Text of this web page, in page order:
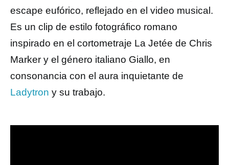
escape eufórico, reflejado en el video musical.
Es un clip de estilo fotográfico romano
inspirado en el cortometraje La Jetée de Chris
Marker y el género italiano Giallo, en
consonancia con el aura inquietante de
Ladytron y su trabajo.